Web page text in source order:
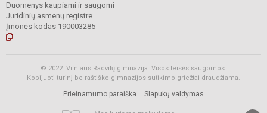
Duomenys kaupiami ir saugomi
Juridinių asmenų registre
Įmonės kodas 190003285
© 2022. Vilniaus Radvilų gimnazija. Visos teisės saugomos.
Kopijuoti turinį be raštiško gimnazijos sutikimo griežtai draudžiama.
Prieinamumo paraiška Slapukų valdymas